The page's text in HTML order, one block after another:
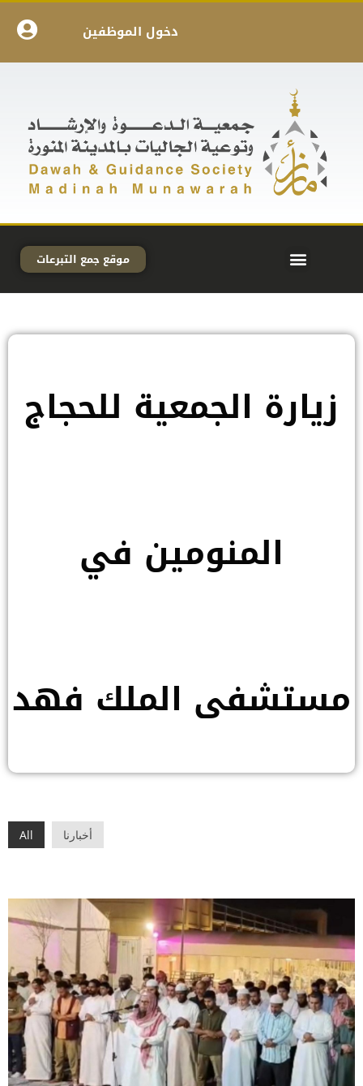
دخول الموظفين
موقع جمع التبرعات
زيارة الجمعية للحجاج
المنومين في
مستشفى الملك فهد
All أخبارنا